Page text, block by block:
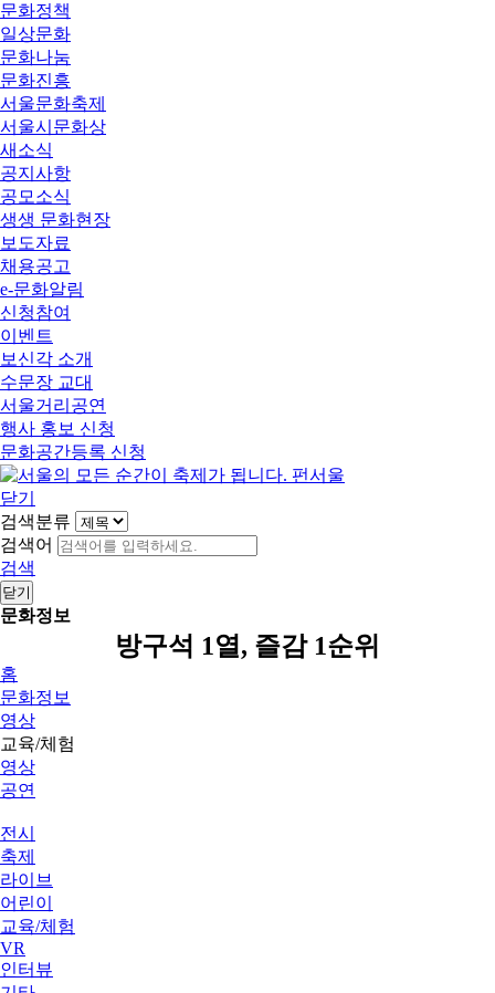
문화정책
일상문화
문화나눔
문화진흥
서울문화축제
서울시문화상
새소식
공지사항
공모소식
생생 문화현장
보도자료
채용공고
e-문화알림
신청참여
이벤트
보신각 소개
수문장 교대
서울거리공연
행사 홍보 신청
문화공간등록 신청
닫기
검색분류
검색어
검색
닫기
문화정보
방구석 1열, 즐감 1순위
홈
문화정보
영상
교육/체험
영상
공연
전시
축제
라이브
어린이
교육/체험
VR
인터뷰